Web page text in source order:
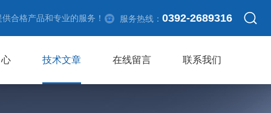
合格产品和专业的服务！ 服务热线： 0392-2689316
技术文章 在线留言 联系我们